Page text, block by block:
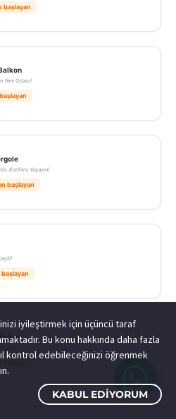
başlayan
Yeni Odası!
Konforu Yaşayın!
başlayan
başlayan
iyileştirmek için üçüncü taraf
Bu konu hakkında daha fazla
kontrol edebileceğinizi öğrenmek
KABUL EDIYORUM